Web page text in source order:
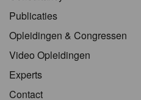
Publicaties
Opleidingen & Congressen
Video Opleidingen
Experts
Contact